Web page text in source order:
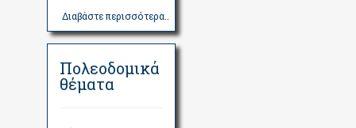
Διαβάστε περισσότερα..
Πολεοδομικά
θέματα